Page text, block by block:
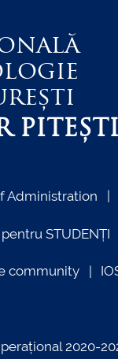
PITEȘTI
Administration
STUDENȚI
community
2020-